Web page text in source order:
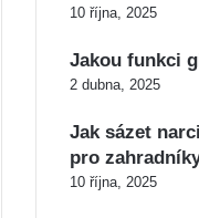
10 října, 2025
Jakou funkci
2 dubna, 2025
Jak sázet
pro
10 října, 2025